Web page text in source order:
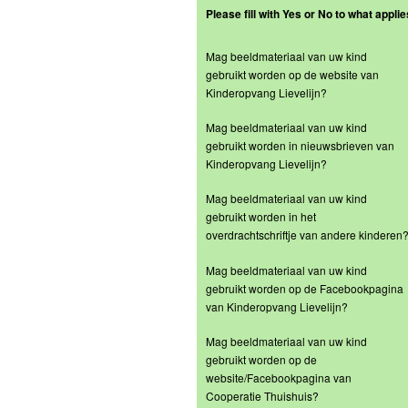
Please fill with Yes or No to what
Mag beeldmateriaal van uw kind
gebruikt worden op de website van
Kinderopvang Lievelijn?
Mag beeldmateriaal van uw kind
gebruikt worden in nieuwsbrieven van
Kinderopvang Lievelijn?
Mag beeldmateriaal van uw kind
gebruikt worden in het
overdrachtschriftje van andere kinderen?
Mag beeldmateriaal van uw kind
gebruikt worden op de Facebookpagina
van Kinderopvang Lievelijn?
Mag beeldmateriaal van uw kind
gebruikt worden op de
website/Facebookpagina van
Cooperatie Thuishuis?